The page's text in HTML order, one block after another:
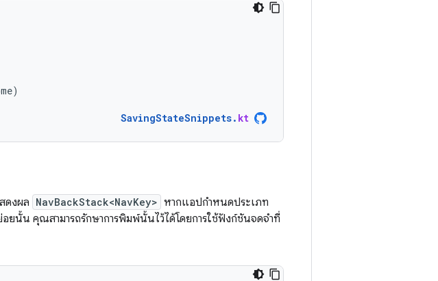
)
SavingStateSnippets. kt
ดงผล NavBackStack<NavKey> หากแอปกำหนดประเภท
ยนั้น คุณสามารถรักษาการพิมพ์นั้นไว้ได้โดยการใช้ฟังก์ชันจดจำที่